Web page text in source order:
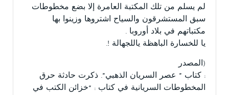
لم يسلم من تلك المكتبة العامرة إلا بضع مخطوطات
سبق المستشرقون والسياح اشتروها وزينوا بها
مكتباتهم في بلاد أوروبا .
يا للخسارة الباهظة ياللجهالة !.
(المصدر
: كتاب ” عصر السريان الذهبي”. ذكرت حادثة حرق
المخطوطات السريانية في كتاب : “خزائن الكتب في